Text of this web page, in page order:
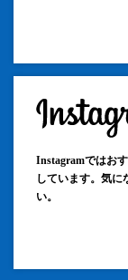
Instagramではお
しています。気に
い。